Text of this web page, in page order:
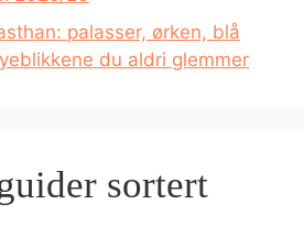
palasser, ørken, blå
du aldri glemmer
sortert